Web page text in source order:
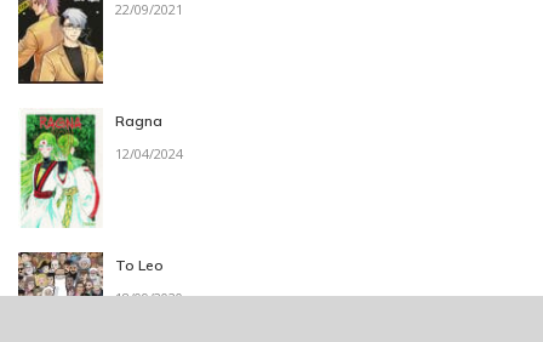
22/09/2021
Ragna
12/04/2024
To Leo
18/09/2020